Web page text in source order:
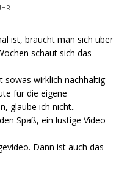
ist, braucht man sich über
schaut sich das
sowas wirklich nachhaltig
für die eigene
glaube ich nicht..
Spaß, ein lustige Video
Dann ist auch das